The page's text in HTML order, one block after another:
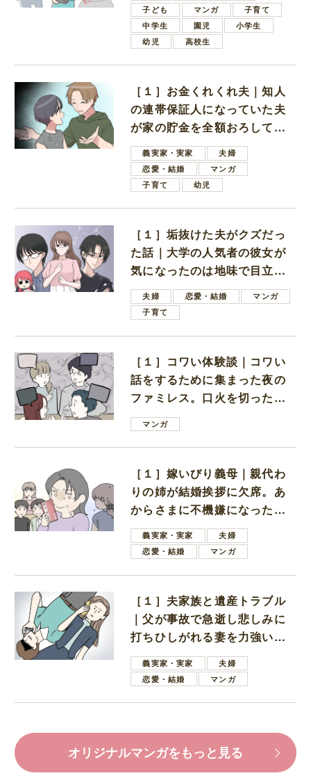
子ども
マンガ
子育て
中学生
園児
小学生
幼児
高校生
［１］お金くれくれ夫｜知人
の連帯保証人になっていた夫
が家の貯金を全額おろしてほ
しいと言ってきた
義実家・実家
夫婦
恋愛・結婚
マンガ
子育て
幼児
［１］垢抜けた夫がクズだっ
た話｜大学の人気者の彼女が
気になったのは地味で目立た
ない男子学生
夫婦 恋愛・結婚
マンガ
子育て
［１］コワい体験談｜コワい
話をするために集まった夜の
ファミレス。口火を切ったの
は電車好きの男の子ママ
マンガ
［１］嫁いびり義母｜親代わ
りの姉が結婚挨拶に欠席。あ
からさまに不機嫌になった義
母義実家・実家
夫婦
恋愛・結婚
マンガ
［１］夫家族と遺産トラブル
｜父が事故で急逝し悲しみに
打ちひしがれる妻を力強い言
葉で励ます夫
義実家・実家
夫婦
恋愛・結婚
マンガ
オリジナルマンガをもっと見る